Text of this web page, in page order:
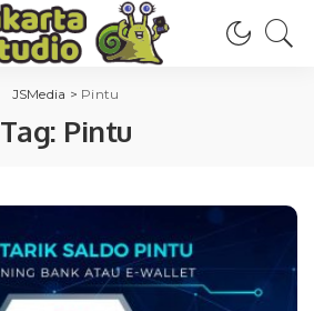
JSMedia > Pintu
Tag: Pintu